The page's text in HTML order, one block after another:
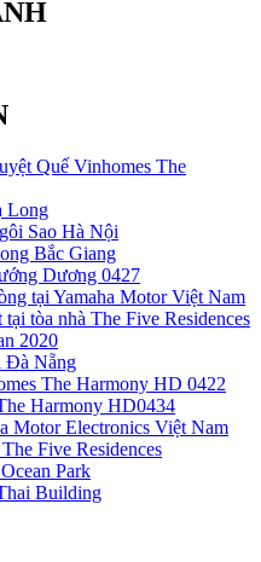
Quế Vinhomes The
Long
Sao Hà Nội
Bắc Giang
Dương 0427
tại Yamaha Motor Việt Nam
tòa nhà The Five Residences
2020
Đà Nẵng
The Harmony HD 0422
Harmony HD0434
Motor Electronics Việt Nam
Five Residences
Park
Building